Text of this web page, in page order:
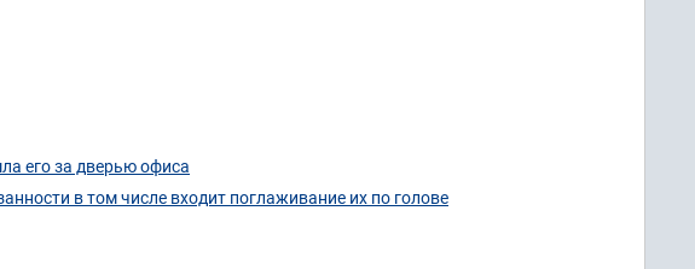
его за дверью офиса
в том числе входит поглаживание их по голове